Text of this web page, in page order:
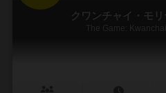
クワンチャイ・モ
The Game: